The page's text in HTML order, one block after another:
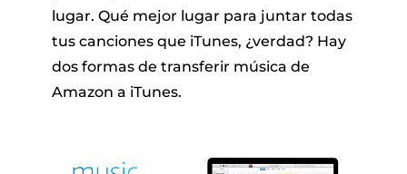
lugar. Qué mejor lugar para juntar todas
tus canciones que iTunes, ¿verdad? Hay
dos formas de transferir música de
Amazon a iTunes.